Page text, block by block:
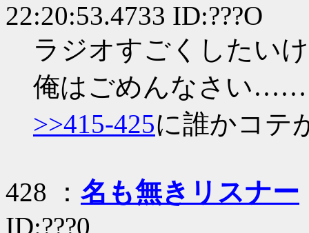
22:20:53.4733 ID:???O
ラジオすごくしたい
俺はごめんなさい……
>>415-425に誰かコテ
428 ： 名も無きリスナー
ID:???0